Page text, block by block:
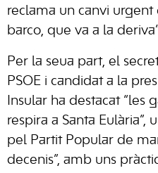
reclama un canvi urgent
barco, que va a la
Per la seua part, el
PSOE i candidat a la
Insular ha destacat “les
respira a Santa Eulària”,
pel Partit Popular de
decenis”, amb uns